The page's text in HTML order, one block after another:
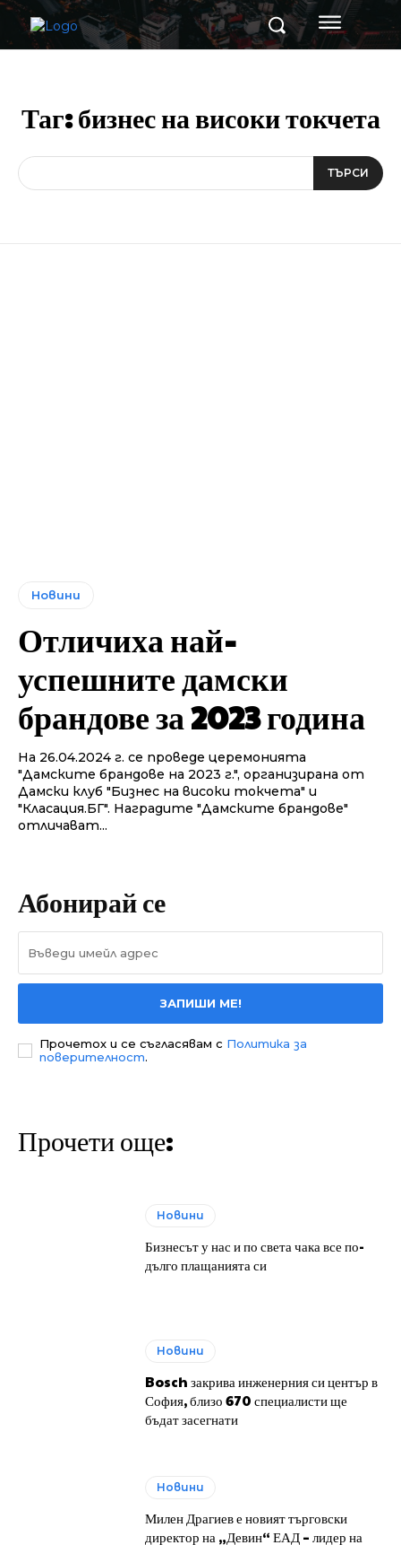
Таг:бизнес на високи токчета
ТЪРСИ
Новини
Отличиха най-
успешните дамски
брандове за 2023 година
На 26.04.2024 г. се проведе церемонията
"Дамските брандове на 2023 г.", организирана от
Дамски клуб "Бизнес на високи токчета" и
"Класация.БГ". Наградите "Дамските брандове"
отличават...
Абонирай се
ЗАПИШИ МЕ!
Прочетох и се съгласявам с Политика за
поверителност.
Прочети още:
Новини
Бизнесът у нас и по света чака все по-
дълго плащанията си
Новини
Bosch закрива инженерния си център в
София, близо 670 специалисти ще
бъдат засегнати
Новини
Милен Драгиев е новият търговски
директор на „Девин“ ЕАД – лидер на